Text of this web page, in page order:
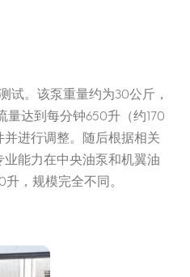
试。该泵重量约为30公斤，
量达到每分钟650升（约170
进行调整。随后根据相关
业能力在中央油泵和机翼油
，规模完全不同。